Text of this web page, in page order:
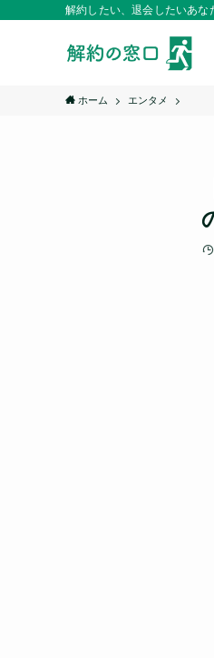
解約したい、退会したいあな
ホーム エンタメ